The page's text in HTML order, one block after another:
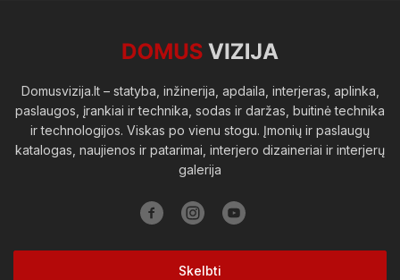
Domusvizija.lt – statyba, inžinerija, apdaila, interjeras, aplinka,
paslaugos, įrankiai ir technika, sodas ir daržas, buitinė technika
ir technologijos. Viskas po vienu stogu. Įmonių ir paslaugų
katalogas, naujienos ir patarimai, interjero dizaineriai ir interjerų
galerija
Skelbti